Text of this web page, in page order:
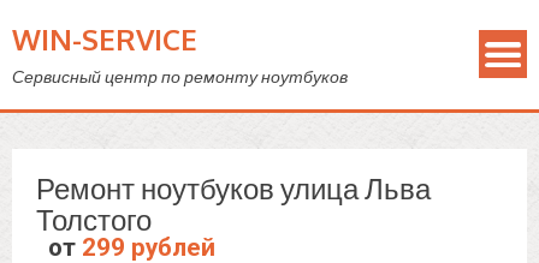
WIN-SERVICE
Сервисный центр по ремонту ноутбуков
Ремонт ноутбуков улица Льва
Толстого
от 299 рублей